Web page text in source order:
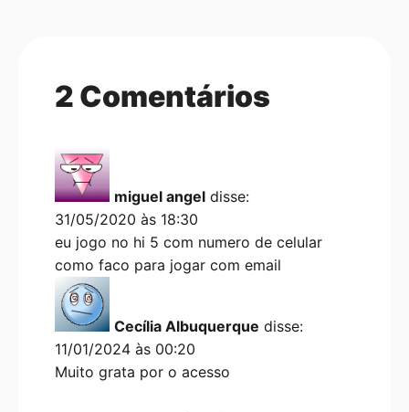
2 Comentários
miguel angel disse:
31/05/2020 às 18:30
eu jogo no hi 5 com numero de celular
como faco para jogar com email
Cecília Albuquerque disse:
11/01/2024 às 00:20
Muito grata por o acesso